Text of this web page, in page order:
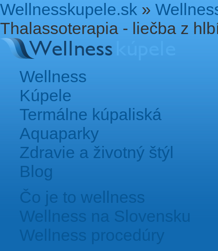
Wellnesskupele.sk »
Thalassoterapia - liečba z
Wellness
Kúpele
Termálne kúpaliská
Aquaparky
Zdravie a životný štýl
Blog
Čo je to wellness
Wellness na Slovensku
Wellness procedúry